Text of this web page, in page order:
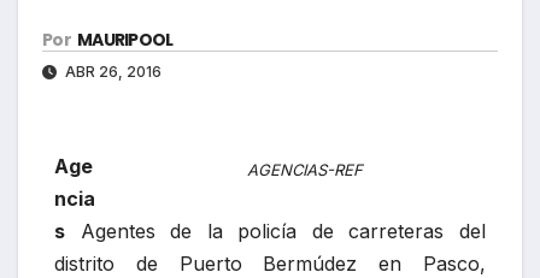
Por MAURIPOOL
ABR 26, 2016
AGENCIAS-REF
Age
ncia
s Agentes de la policía de carreteras del
distrito de Puerto Bermúdez en Pasco,